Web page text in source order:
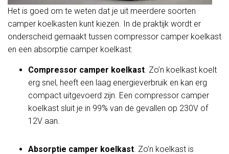
Het is goed om te weten dat je uit meerdere soorten
camper koelkasten kunt kiezen. In de praktijk wordt er
onderscheid gemaakt tussen compressor camper koelkast
en een absorptie camper koelkast:
Compressor camper koelkast. Zo’n koelkast koelt
erg snel, heeft een laag energieverbruik en kan erg
compact uitgevoerd zijn. Een compressor camper
koelkast sluit je in 99% van de gevallen op 230V of
12V aan.
Absorptie camper koelkast. Zo’n koelkast is